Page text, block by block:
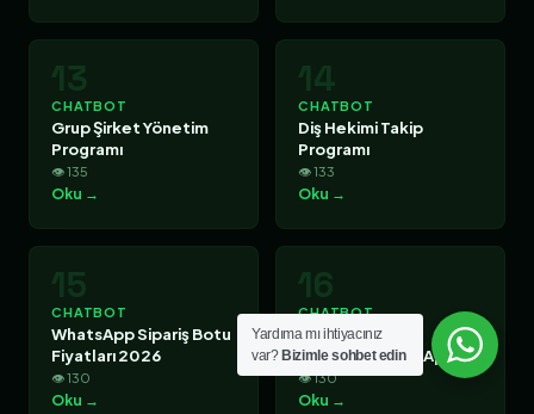
13
CHATBOT
Grup Şirket Yönetim
Programı
👁 135
Oku →
14
CHATBOT
Diş Hekimi Takip
Programı
👁 133
Oku →
15
CHATBOT
WhatsApp Sipariş Botu
Fiyatları 2026
👁 130
Oku →
16
CHATBOT
Envanter Takip
Programı WhatsApp
👁 130
Oku →
Yardıma mı ihtiyacınız
var? Bizimle sohbet edin